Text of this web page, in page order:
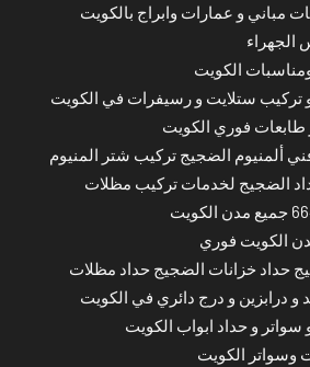
مباني و عمارات وابراج بالكويت
الجهراء
الكويت
طابعات فوري الكويت
ألمنيوم الضجيج تركيب شتر المنيوم
الضجيج لخدمات تركيب مظلات
الكويت فوري
حداد خزانات الضجيج حداد مظلات
و درابزين و درج دائري في الكويت
و حداد ابواب الكويت
وسواتر الكويت